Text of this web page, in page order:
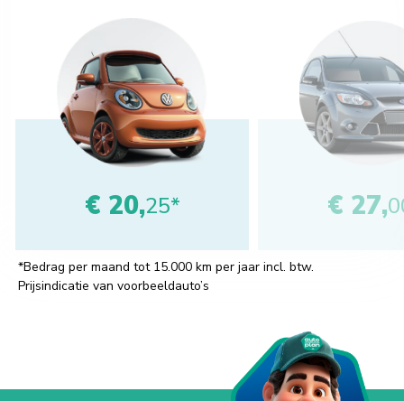
€ 20,25* € 27,
*Bedrag per maand tot 15.000 km per jaar incl. btw.
Prijsindicatie van voorbeeldauto’s